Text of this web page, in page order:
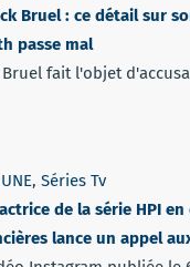
Bruel : ce détail sur
passe mal
fait l'objet
, Séries Tv
de la série HPI
lance un appel